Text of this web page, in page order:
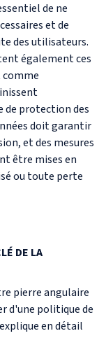
de ne
et de
des utilisateurs.
également ces
de protection des
doit garantir
et des mesures
être mises en
ou toute perte
DE LA
pierre angulaire
d'une politique de
en détail